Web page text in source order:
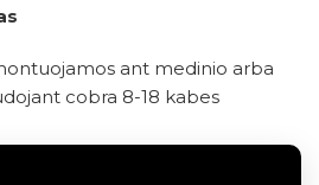
ant medinio arba
cobra 8-18 kabes